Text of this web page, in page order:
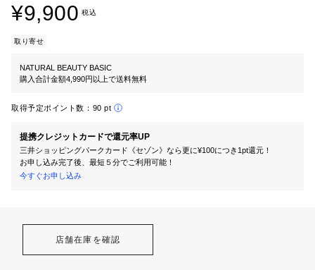
¥9,900 税込
取り寄せ
NATURAL BEAUTY BASIC
購入合計金額4,990円以上で送料無料
取得予定ポイント数： 90 pt
提携クレジットカードで還元率UP
三井ショッピングパークカード《セゾン》なら更に¥100につき1pt還元！
お申し込み完了後、最短５分でご利用可能！
今すぐお申し込み
店舗在庫を確認